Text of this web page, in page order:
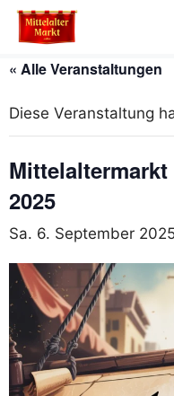
Zum
Inhalt
« Alle Veranstaltungen
Diese Veranstaltung
2025
Sa. 6. September